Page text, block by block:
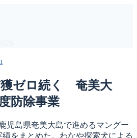
獲ゼロ続く 奄美大
防除事業
児島県奄美大島で進めるマングー
績をまとめた。わなや探索犬による